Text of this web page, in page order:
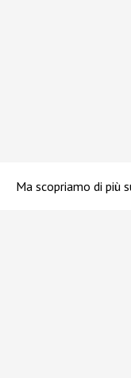
Ma scopriamo di più